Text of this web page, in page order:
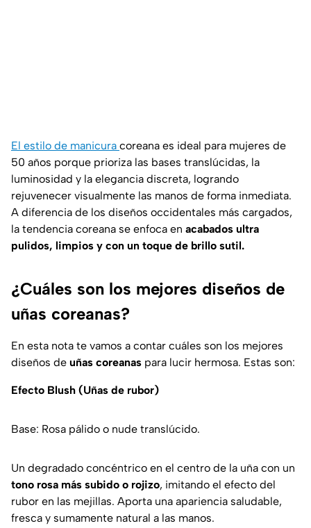
El estilo de manicura coreana es ideal para mujeres de
50 años porque prioriza las bases translúcidas, la
luminosidad y la elegancia discreta, logrando
rejuvenecer visualmente las manos de forma inmediata.
A diferencia de los diseños occidentales más cargados,
la tendencia coreana se enfoca en acabados ultra
pulidos, limpios y con un toque de brillo sutil.
¿Cuáles son los mejores diseños de
uñas coreanas?
En esta nota te vamos a contar cuáles son los mejores
diseños de uñas coreanas para lucir hermosa. Estas son:
Efecto Blush (Uñas de rubor)
Base: Rosa pálido o nude translúcido.
Un degradado concéntrico en el centro de la uña con un
tono rosa más subido o rojizo, imitando el efecto del
rubor en las mejillas. Aporta una apariencia saludable,
fresca y sumamente natural a las manos.